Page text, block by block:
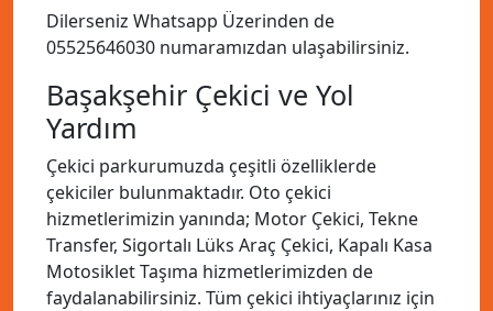
Dilerseniz Whatsapp Üzerinden de
05525646030 numaramızdan ulaşabilirsiniz.
Başakşehir Çekici ve Yol
Yardım
Çekici parkurumuzda çeşitli özelliklerde
çekiciler bulunmaktadır. Oto çekici
hizmetlerimizin yanında; Motor Çekici, Tekne
Transfer, Sigortalı Lüks Araç Çekici, Kapalı Kasa
Motosiklet Taşıma hizmetlerimizden de
faydalanabilirsiniz. Tüm çekici ihtiyaçlarınız için